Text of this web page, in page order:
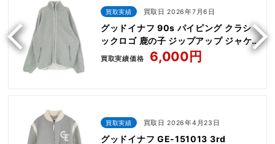
買取実績 買取日 2026年7月6日
グッドイナフ 90s パイピング クラシ
ックロゴ 鹿の子 ジップアップ ジャケ
ット
買取実績価格 6,000円
買取実績 買取日 2026年4月23日
グッドイナフ GE-151013 3rd